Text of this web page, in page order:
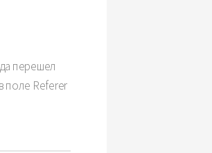
перешел
поле Referer